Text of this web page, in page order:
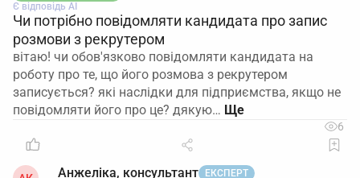
Є відповідь АІ
Чи потрібно повідомляти кандидата про запис
розмови з рекрутером
вітаю! чи обов'язково повідомляти кандидата на
роботу про те, що його розмова з рекрутером
записується? які наслідки для підприємства, якщо не
повідомляти його про це? дякую…
6
Анжеліка, консультант ЕКСПЕРТ